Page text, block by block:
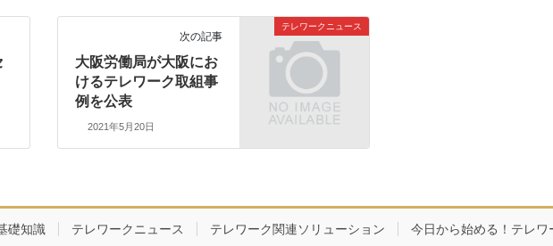
テレワークニュース
次の記事
大阪労働局が大阪にお
けるテレワーク取組事
例を公表
2021年5月20日
礎知識 テレワークニュース テレワーク関連ソリューション 今日から始める！テレワ